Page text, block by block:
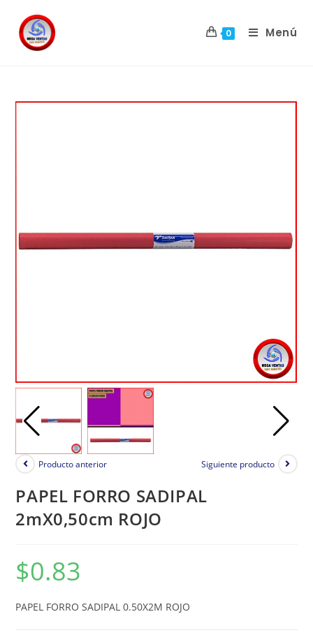
0 Menú
Producto anterior Siguiente producto
PAPEL FORRO SADIPAL
2mX0,50cm ROJO
$0.83
PAPEL FORRO SADIPAL 0.50X2M ROJO